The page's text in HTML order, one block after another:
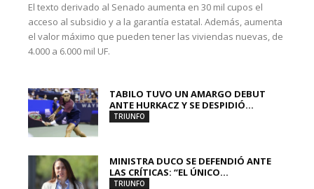
El texto derivado al Senado aumenta en 30 mil cupos el
acceso al subsidio y a la garantía estatal. Además, aumenta
el valor máximo que pueden tener las viviendas nuevas, de
4.000 a 6.000 mil UF.
TABILO TUVO UN AMARGO DEBUT
ANTE HURKACZ Y SE DESPIDIÓ...
TRIUNFO
MINISTRA DUCO SE DEFENDIÓ ANTE
LAS CRÍTICAS: “EL ÚNICO...
TRIUNFO